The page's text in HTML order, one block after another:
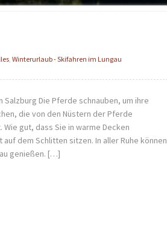
, Winterurlaub - Skifahren im Lungau
Salzburg Die Pferde schnauben, um ihre
die von den Nüstern der Pferde
gut, dass Sie in warme Decken
dem Schlitten sitzen. In aller Ruhe können
genießen. […]